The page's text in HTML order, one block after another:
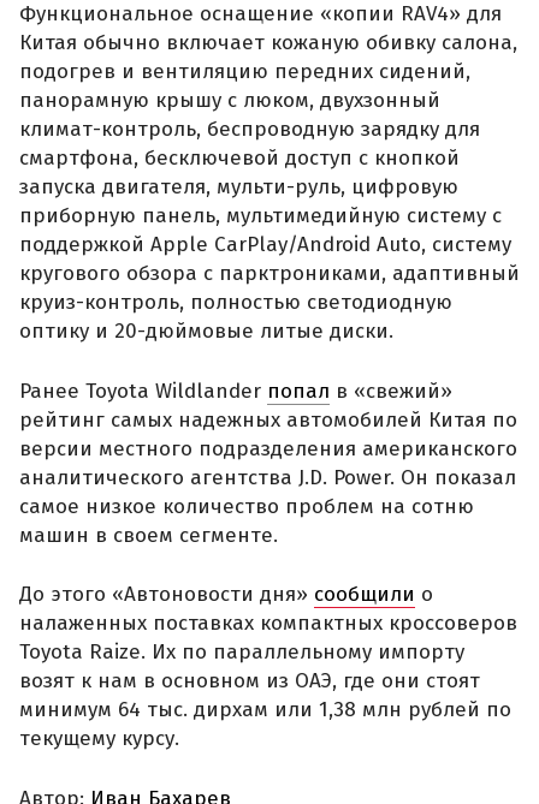
Функциональное оснащение «копии RAV4» для
Китая обычно включает кожаную обивку салона,
подогрев и вентиляцию передних сидений,
панорамную крышу с люком, двухзонный
климат-контроль, беспроводную зарядку для
смартфона, бесключевой доступ с кнопкой
запуска двигателя, мульти-руль, цифровую
приборную панель, мультимедийную систему с
поддержкой Apple CarPlay/Android Auto, систему
кругового обзора с парктрониками, адаптивный
круиз-контроль, полностью светодиодную
оптику и 20-дюймовые литые диски.
Ранее Toyota Wildlander попал в «свежий»
рейтинг самых надежных автомобилей Китая по
версии местного подразделения американского
аналитического агентства J.D. Power. Он показал
самое низкое количество проблем на сотню
машин в своем сегменте.
До этого «Автоновости дня» сообщили о
налаженных поставках компактных кроссоверов
Toyota Raize. Их по параллельному импорту
возят к нам в основном из ОАЭ, где они стоят
минимум 64 тыс. дирхам или 1,38 млн рублей по
текущему курсу.
Автор: Иван Бахарев